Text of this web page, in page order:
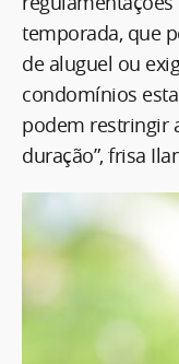
temporada, que
de aluguel ou
condomínios
podem restringir
duração”, frisa